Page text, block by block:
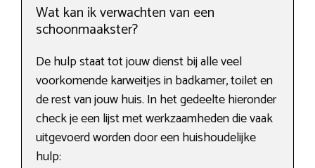
Wat kan ik verwachten van een
schoonmaakster?
De hulp staat tot jouw dienst bij alle veel
voorkomende karweitjes in badkamer, toilet en
de rest van jouw huis. In het gedeelte hieronder
check je een lijst met werkzaamheden die vaak
uitgevoerd worden door een huishoudelijke
hulp: